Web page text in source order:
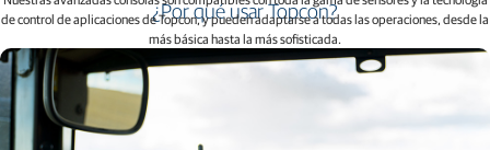
¿Por qué usar Topcon?
de control de aplicaciones de Topcon, y pueden adaptarse a todas las operaciones, desde la
más básica hasta la más sofisticada.